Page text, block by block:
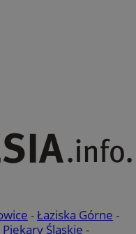
-Łaziska Górne -
Piekary Śląskie -